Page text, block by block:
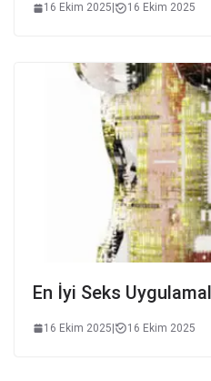
16 Ekim 2025 16 Ekim 2025
En İyi Seks
16 Ekim 2025 16 Ekim 2025